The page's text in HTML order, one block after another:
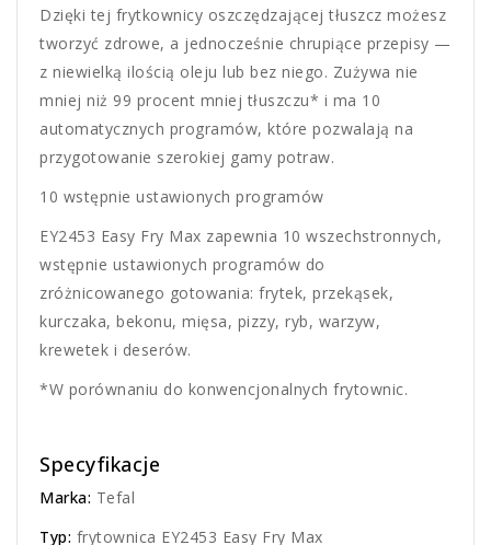
Dzięki tej frytkownicy oszczędzającej tłuszcz możesz
tworzyć zdrowe, a jednocześnie chrupiące przepisy —
z niewielką ilością oleju lub bez niego. Zużywa nie
mniej niż 99 procent mniej tłuszczu* i ma 10
automatycznych programów, które pozwalają na
przygotowanie szerokiej gamy potraw.
10 wstępnie ustawionych programów
EY2453 Easy Fry Max zapewnia 10 wszechstronnych,
wstępnie ustawionych programów do
zróżnicowanego gotowania: frytek, przekąsek,
kurczaka, bekonu, mięsa, pizzy, ryb, warzyw,
krewetek i deserów.
*W porównaniu do konwencjonalnych frytownic.
Specyfikacje
Marka: Tefal
Typ: frytownica EY2453 Easy Fry Max